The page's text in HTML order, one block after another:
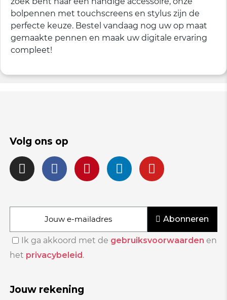
bolpennen met touchscreens en stylus zijn de
perfecte keuze. Bestel vandaag nog uw op maat
gemaakte pennen en maak uw digitale ervaring
compleet!
Volg ons op
Abonneren
Ik ga akkoord met de gebruiksvoorwaarden en
het privacybeleid.
Jouw rekening